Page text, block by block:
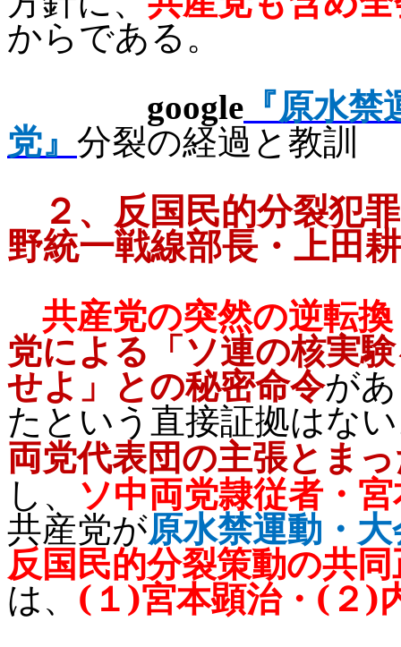
からである。
google 『原水
党』 分裂の経過と教訓
２、 反国民的分裂犯
野統一戦線部長 ・上田
共産党の突然の逆転
党による「ソ連の核実
せよ」との秘密命令が
たという直接証拠はな
両党代表団の主張とま
し、 ソ中両党隷従者・
共産党が原水禁運動・
反国民的分裂策動の共
は、( １)宮本顕治・ ( ２)